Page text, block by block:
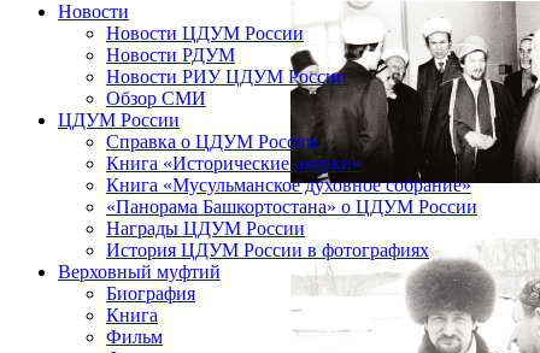
Новости
Новости ЦДУМ России
Новости РДУМ
Новости РИУ ЦДУМ России
Обзор СМИ
ЦДУМ России
Справка о ЦДУМ России
Книга «Исторические очерки»
Книга «Мусульманское духовное собрание»
«Панорама Башкортостана» о ЦДУМ России
Награды ЦДУМ России
История ЦДУМ России в фотографиях
Верховный муфтий
Биография
Книга
Фильм